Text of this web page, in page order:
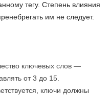
тегу. Степень влияния
им не следует.
ключевых слов —
от 3 до 15.
ключи должны